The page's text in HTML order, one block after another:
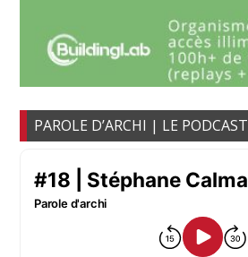
PAROLE D’ARCHI | LE PODCAST